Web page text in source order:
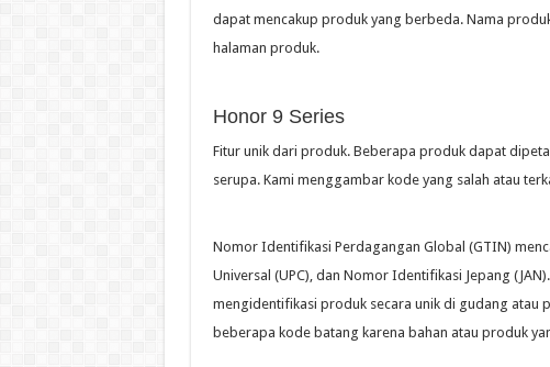
dapat mencakup produk yang berbeda. Nama
halaman produk.
Honor 9 Series
Fitur unik dari produk. Beberapa produk dapat
serupa. Kami menggambar kode yang salah atau
Nomor Identifikasi Perdagangan Global (GTIN)
Universal (UPC), dan Nomor Identifikasi Jepang
mengidentifikasi produk secara unik di gudang atau
beberapa kode batang karena bahan atau produk